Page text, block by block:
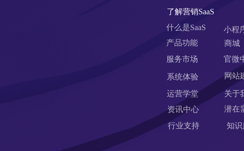
了解营销SaaS
什么是SaaS
产品功能
服务市场
系统体验
运营学堂
小程
商城
官微
网站
关于
资讯中心
行业支持
潜在
知识